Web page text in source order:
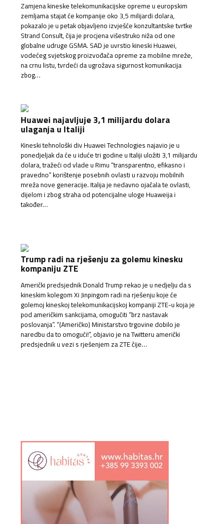
Zamjena kineske telekomunikacijske opreme u europskim
zemljama stajat će kompanije oko 3,5 milijardi dolara,
pokazalo je u petak objavljeno izvješće konzultantske tvrtke
Strand Consult, čija je procjena višestruko niža od one
globalne udruge GSMA. SAD je uvrstio kineski Huawei,
vodećeg svjetskog proizvođača opreme za mobilne mreže,
na crnu listu, tvrdeći da ugrožava sigurnost komunikacija
zbog…
Huawei najavljuje 3,1 milijardu dolara
ulaganja u Italiji
Kineski tehnološki div Huawei Technologies najavio je u
ponedjeljak da će u iduće tri godine u Italiji uložiti 3,1 milijardu
dolara, tražeći od vlade u Rimu “transparentno, efikasno i
pravedno” korištenje posebnih ovlasti u razvoju mobilnih
mreža nove generacije. Italija je nedavno ojačala te ovlasti,
dijelom i zbog straha od potencijalne uloge Huaweija i
također…
Trump radi na rješenju za golemu kinesku
kompaniju ZTE
Američki predsjednik Donald Trump rekao je u nedjelju da s
kineskim kolegom Xi Jinpingom radi na rješenju koje će
golemoj kineskoj telekomunikacijskoj kompaniji ZTE-u koja je
pod američkim sankcijama, omogućiti “brz nastavak
poslovanja”. “(Američko) Ministarstvo trgovine dobilo je
naredbu da to omogući!”, objavio je na Twitteru američki
predsjednik u vezi s rješenjem za ZTE čije…